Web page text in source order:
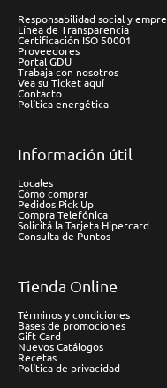
Responsabilidad social y
Línea de Transparencia
Certificación ISO 50001
Proveedores
Portal GDU
Trabaja con nosotros
Vea su Ticket aquí
Contacto
Política energética
Información útil
Locales
Cómo comprar
Pedidos Pick Up
Compra Telefónica
Solicitá la Tarjeta Hipercard
Consulta de Puntos
Tienda Online
Términos y condiciones
Bases de promociones
Gift Card
Nuevos Catálogos
Recetas
Política de privacidad